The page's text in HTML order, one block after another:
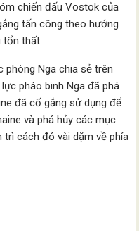
chiến đấu Vostok của
tấn công theo hướng
tổn thất.
Nga chia sẻ trên
pháo binh Nga đã phá
đã cố gắng sử dụng để
và phá hủy các mục
cách đó vài dặm về phía